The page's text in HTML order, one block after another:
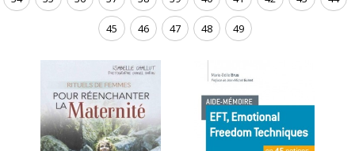
45 46 47 48 49